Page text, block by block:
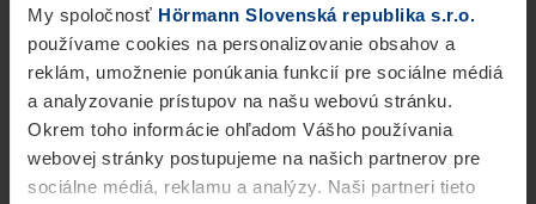
My spoločnosť Hörmann Slovenská republika s.r.o.
používame cookies na personalizovanie obsahov a
reklám, umožnenie ponúkania funkcií pre sociálne médiá
a analyzovanie prístupov na našu webovú stránku.
Okrem toho informácie ohľadom Vášho používania
webovej stránky postupujeme na našich partnerov pre
sociálne médiá, reklamu a analýzy. Naši partneri tieto